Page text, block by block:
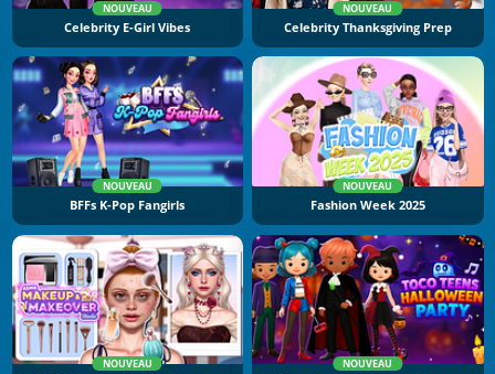
NOUVEAU
Celebrity E-Girl Vibes
NOUVEAU
Celebrity Thanksgiving Prep
NOUVEAU
BFFs K-Pop Fangirls
NOUVEAU
Fashion Week 2025
NOUVEAU NOUVEAU